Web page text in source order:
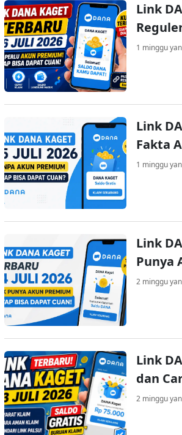
Link
1 minggu
Link
Fakta
1 minggu
Link
Punya
2 minggu
Link
dan
2 minggu